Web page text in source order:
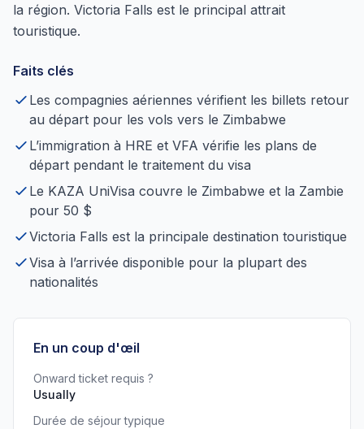
la région. Victoria Falls est le principal attrait
touristique.
Faits clés
Les compagnies aériennes vérifient les billets retour
au départ pour les vols vers le Zimbabwe
L’immigration à HRE et VFA vérifie les plans de
départ pendant le traitement du visa
Le KAZA UniVisa couvre le Zimbabwe et la Zambie
pour 50 $
Victoria Falls est la principale destination touristique
Visa à l’arrivée disponible pour la plupart des
nationalités
En un coup d'œil
Onward ticket requis ?
Usually
Durée de séjour typique